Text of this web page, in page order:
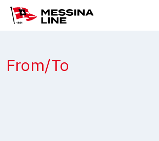
From/To